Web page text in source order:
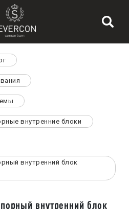
внутренние блоки
внутренний блок
внутренний блок